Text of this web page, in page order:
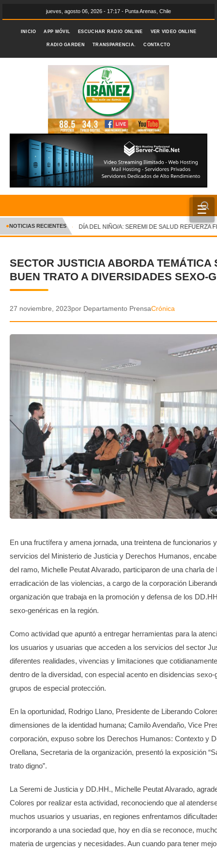
jueves, agosto 06, 2026 - 17:17 - Punta Arenas, Chile
INICIO APP MÓVIL ESCUCHAR RADIO ONLINE VER VIDEO ONLINE
RADIO GARDEN TRANSPARENCIA. CONTACTO
☰
INICIO
CRÓNICA
DEPORTES
POLICIAL
VIDEOS
GALERIA DE FOTOS
APP MÓVIL
TRANSPARENCIA
✕
●NOTICIAS RECIENTES DÍA DEL NIÑO/A: SEREMI DE SALUD REFUERZA
SECTOR JUSTICIA ABORDA TEMÁTICA
BUEN TRATO A DIVERSIDADES SEXO-
27 noviembre, 2023por Departamento PrensaCrónica
En una fructífera y amena jornada, una treintena de funcionarios
servicios del Ministerio de Justicia y Derechos Humanos,
del ramo, Michelle Peutat Alvarado, participaron de una charla de
erradicación de las violencias, a cargo de la corporación
organización que trabaja en la promoción y defensa de los
sexo-genéricas en la región.
Como actividad que apuntó a entregar herramientas para la
los usuarios y usuarias que acceden a los servicios del sector
diferentes realidades, vivencias y limitaciones que
dentro de la diversidad, con especial acento en disidencias
grupos de especial protección.
En la oportunidad, Rodrigo Llano, Presidente de Liberando
dimensiones de la identidad humana; Camilo Avendaño, Vice
corporación, expuso sobre los Derechos Humanos: Contexto y
Orellana, Secretaria de la organización, presentó la exposición
trato digno”.
La Seremi de Justicia y DD.HH., Michelle Peutat Alvarado,
Colores por realizar esta actividad, reconociendo que al
muchos usuarios y usuarias, en regiones enfrentamos
incorporando a una sociedad que, hoy en día se reconoce,
materia de urgencias y necesidades. Aun cuando para tener